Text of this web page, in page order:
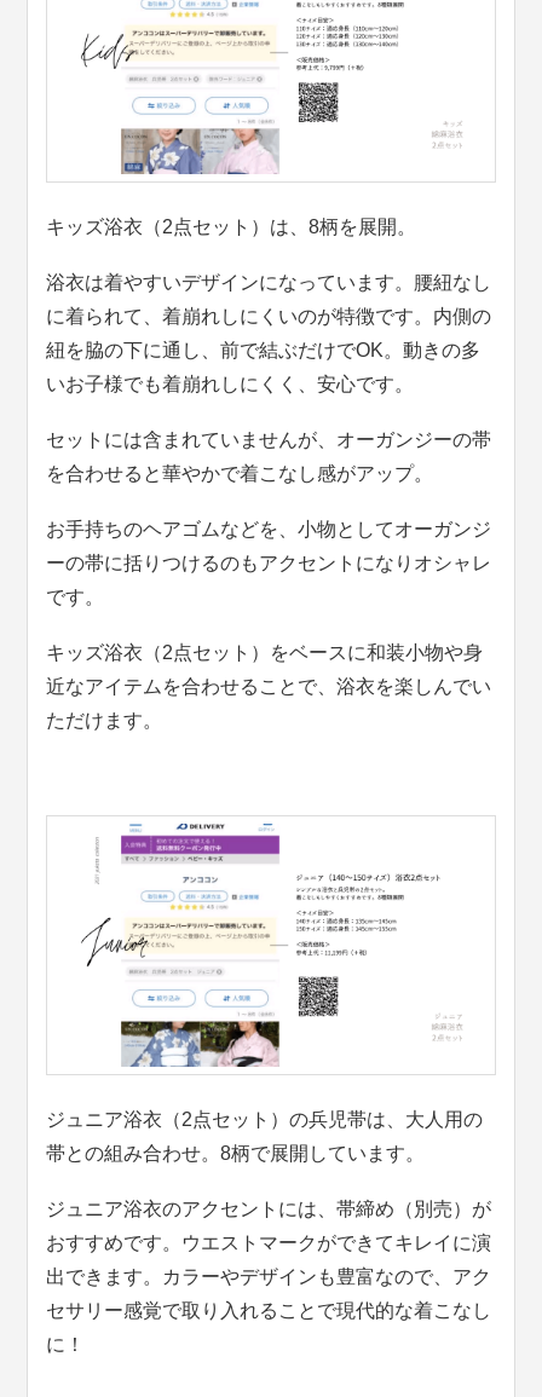
キッズ浴衣（2点セット）は、8柄を展開。
浴衣は着やすいデザインになっています。腰紐なし
に着られて、着崩れしにくいのが特徴です。内側の
紐を脇の下に通し、前で結ぶだけでOK。動きの多
いお子様でも着崩れしにくく、安心です。
セットには含まれていませんが、オーガンジーの帯
を合わせると華やかで着こなし感がアップ。
お手持ちのヘアゴムなどを、小物としてオーガンジ
ーの帯に括りつけるのもアクセントになりオシャレ
です。
キッズ浴衣（2点セット）をベースに和装小物や身
近なアイテムを合わせることで、浴衣を楽しんでい
ただけます。
ジュニア浴衣（2点セット）の兵児帯は、大人用の
帯との組み合わせ。8柄で展開しています。
ジュニア浴衣のアクセントには、帯締め（別売）が
おすすめです。ウエストマークができてキレイに演
出できます。カラーやデザインも豊富なので、アク
セサリー感覚で取り入れることで現代的な着こなし
に！